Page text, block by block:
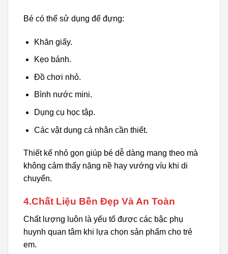
Bé có thể sử dụng để đựng:
Khăn giấy.
Kẹo bánh.
Đồ chơi nhỏ.
Bình nước mini.
Dụng cụ học tập.
Các vật dụng cá nhân cần thiết.
Thiết kế nhỏ gọn giúp bé dễ dàng mang theo mà
không cảm thấy nặng nề hay vướng víu khi di
chuyển.
4.Chất Liệu Bền Đẹp Và An Toàn
Chất lượng luôn là yếu tố được các bậc phụ
huynh quan tâm khi lựa chọn sản phẩm cho trẻ
em.